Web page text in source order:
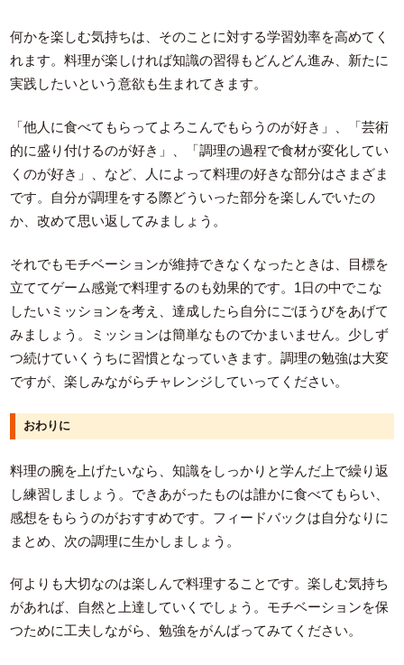
何かを楽しむ気持ちは、そのことに対する学習効率を高めてく
れます。料理が楽しければ知識の習得もどんどん進み、新たに
実践したいという意欲も生まれてきます。
「他人に食べてもらってよろこんでもらうのが好き」、「芸術
的に盛り付けるのが好き」、「調理の過程で食材が変化してい
くのが好き」、など、人によって料理の好きな部分はさまざま
です。自分が調理をする際どういった部分を楽しんでいたの
か、改めて思い返してみましょう。
それでもモチベーションが維持できなくなったときは、目標を
立ててゲーム感覚で料理するのも効果的です。1日の中でこな
したいミッションを考え、達成したら自分にごほうびをあげて
みましょう。ミッションは簡単なものでかまいません。少しず
つ続けていくうちに習慣となっていきます。調理の勉強は大変
ですが、楽しみながらチャレンジしていってください。
おわりに
料理の腕を上げたいなら、知識をしっかりと学んだ上で繰り返
し練習しましょう。できあがったものは誰かに食べてもらい、
感想をもらうのがおすすめです。フィードバックは自分なりに
まとめ、次の調理に生かしましょう。
何よりも大切なのは楽しんで料理することです。楽しむ気持ち
があれば、自然と上達していくでしょう。モチベーションを保
つために工夫しながら、勉強をがんばってみてください。